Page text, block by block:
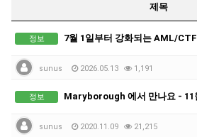
제목
정보 7월 1일부터 강화되는 AML/CTF 의무 – Vendor Verification &
sunus 2026.05.13 1,191
정보 Maryborough 에서 만나요 - 11월12일(
sunus 2020.11.09 21,215